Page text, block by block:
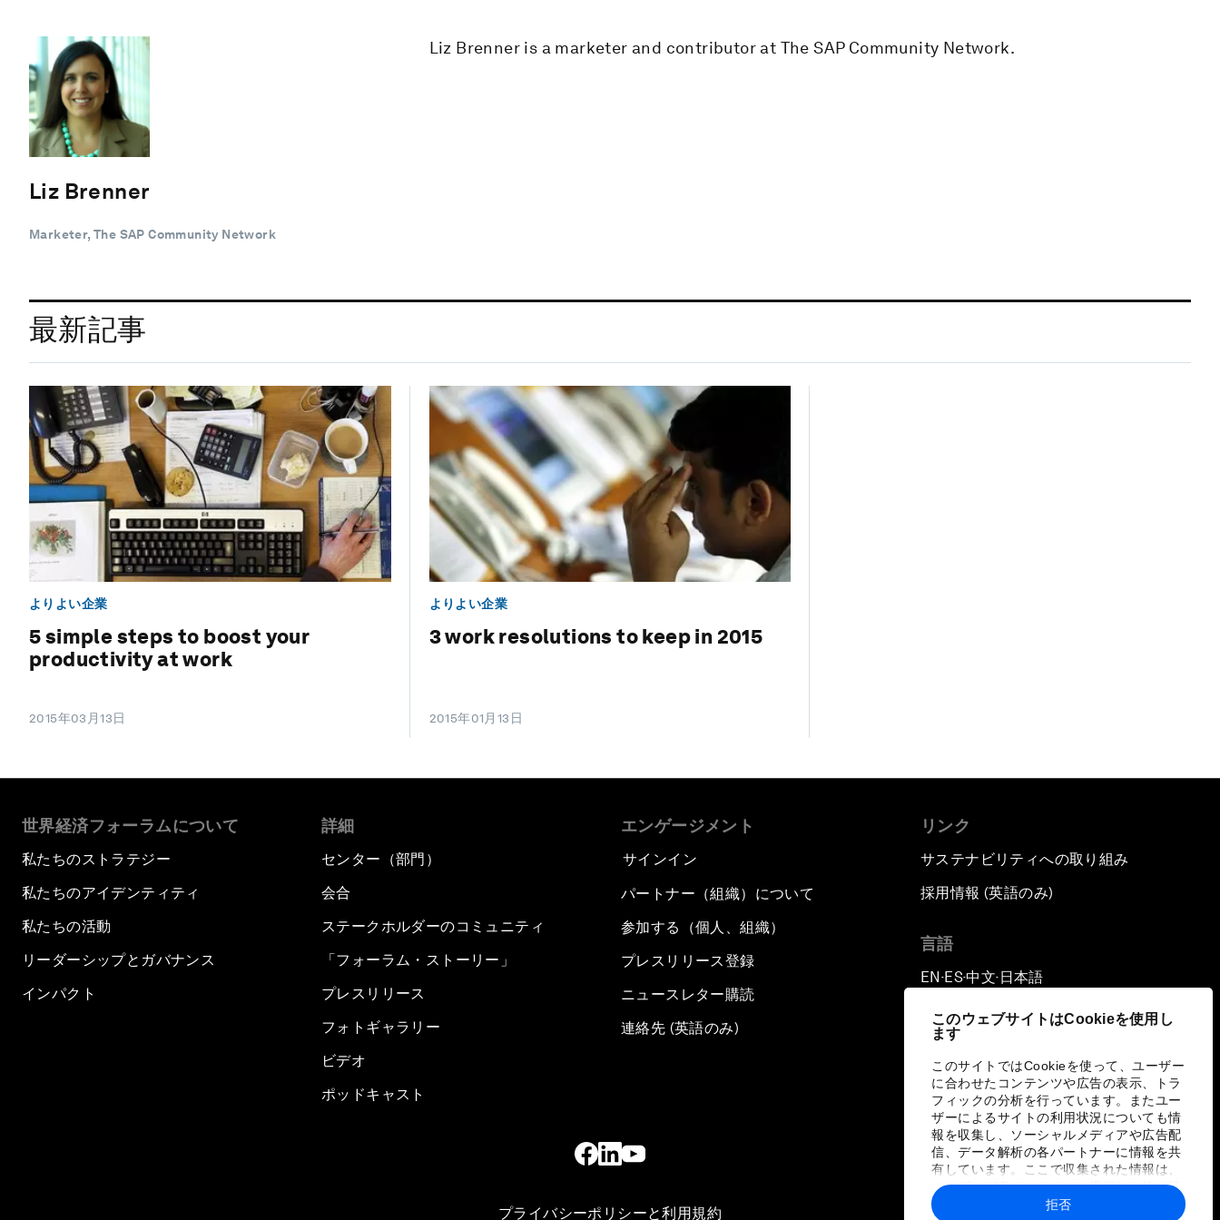
このウェブサイトはCookieを使用し
ます
このサイトではCookieを使って、ユーザー
に合わせたコンテンツや広告の表示、トラ
フィックの分析を行っています。またユー
ザーによるサイトの利用状況についても情
報を収集し、ソーシャルメディアや広告配
信、データ解析の各パートナーに情報を共
有しています。ここで収集された情報は、
ユーザーが各パートナーに提供した他の情
報や各パートナーのサービスを使用した際
拒否
Liz Brenner
Marketer, The SAP Community Network
Liz Brenner is a marketer and contributor at The SAP Community Network.
最新記事
よりよい企業
5 simple steps to boost your
productivity at work
2015年03月13日
よりよい企業
3 work resolutions to keep in 2015
2015年01月13日
世界経済フォーラムについて
私たちのストラテジー
私たちのアイデンティティ
私たちの活動
リーダーシップとガバナンス
インパクト
詳細
センター（部門）
会合
ステークホルダーのコミュニティ
「フォーラム・ストーリー」
プレスリリース
フォトギャラリー
ビデオ
ポッドキャスト
エンゲージメント
サインイン
パートナー（組織）について
参加する（個人、組織）
プレスリリース登録
ニュースレター購読
連絡先 (英語のみ)
リンク
サステナビリティへの取り組み
採用情報 (英語のみ)
言語
EN ▪ ES▪中文▪ 日本語
プライバシーポリシーと利用規約